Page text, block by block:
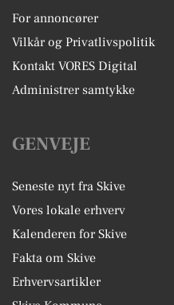
For annoncører
Vilkår og Privatlivspolitik
Kontakt VORES Digital
Administrer samtykke
GENVEJE
Seneste nyt fra Skive
Vores lokale erhverv
Kalenderen for Skive
Fakta om Skive
Erhvervsartikler